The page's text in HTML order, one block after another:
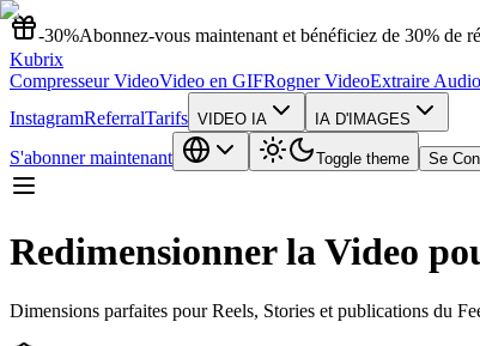
-30%Abonnez-vous maintenant et bénéficiez de 30% de
Kubrix
Compresseur VideoVideo en GIFRogner VideoExtraire Audio
InstagramReferralTarifs VIDEO IA IA D'IMAGES
S'abonner maintenant Toggle theme Se
Redimensionner la Video
Dimensions parfaites pour Reels, Stories et publications du